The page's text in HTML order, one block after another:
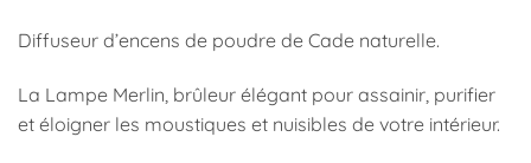
Diffuseur d’encens de poudre de Cade naturelle.
La Lampe Merlin, brûleur élégant pour assainir, purifier
et éloigner les moustiques et nuisibles de votre intérieur.